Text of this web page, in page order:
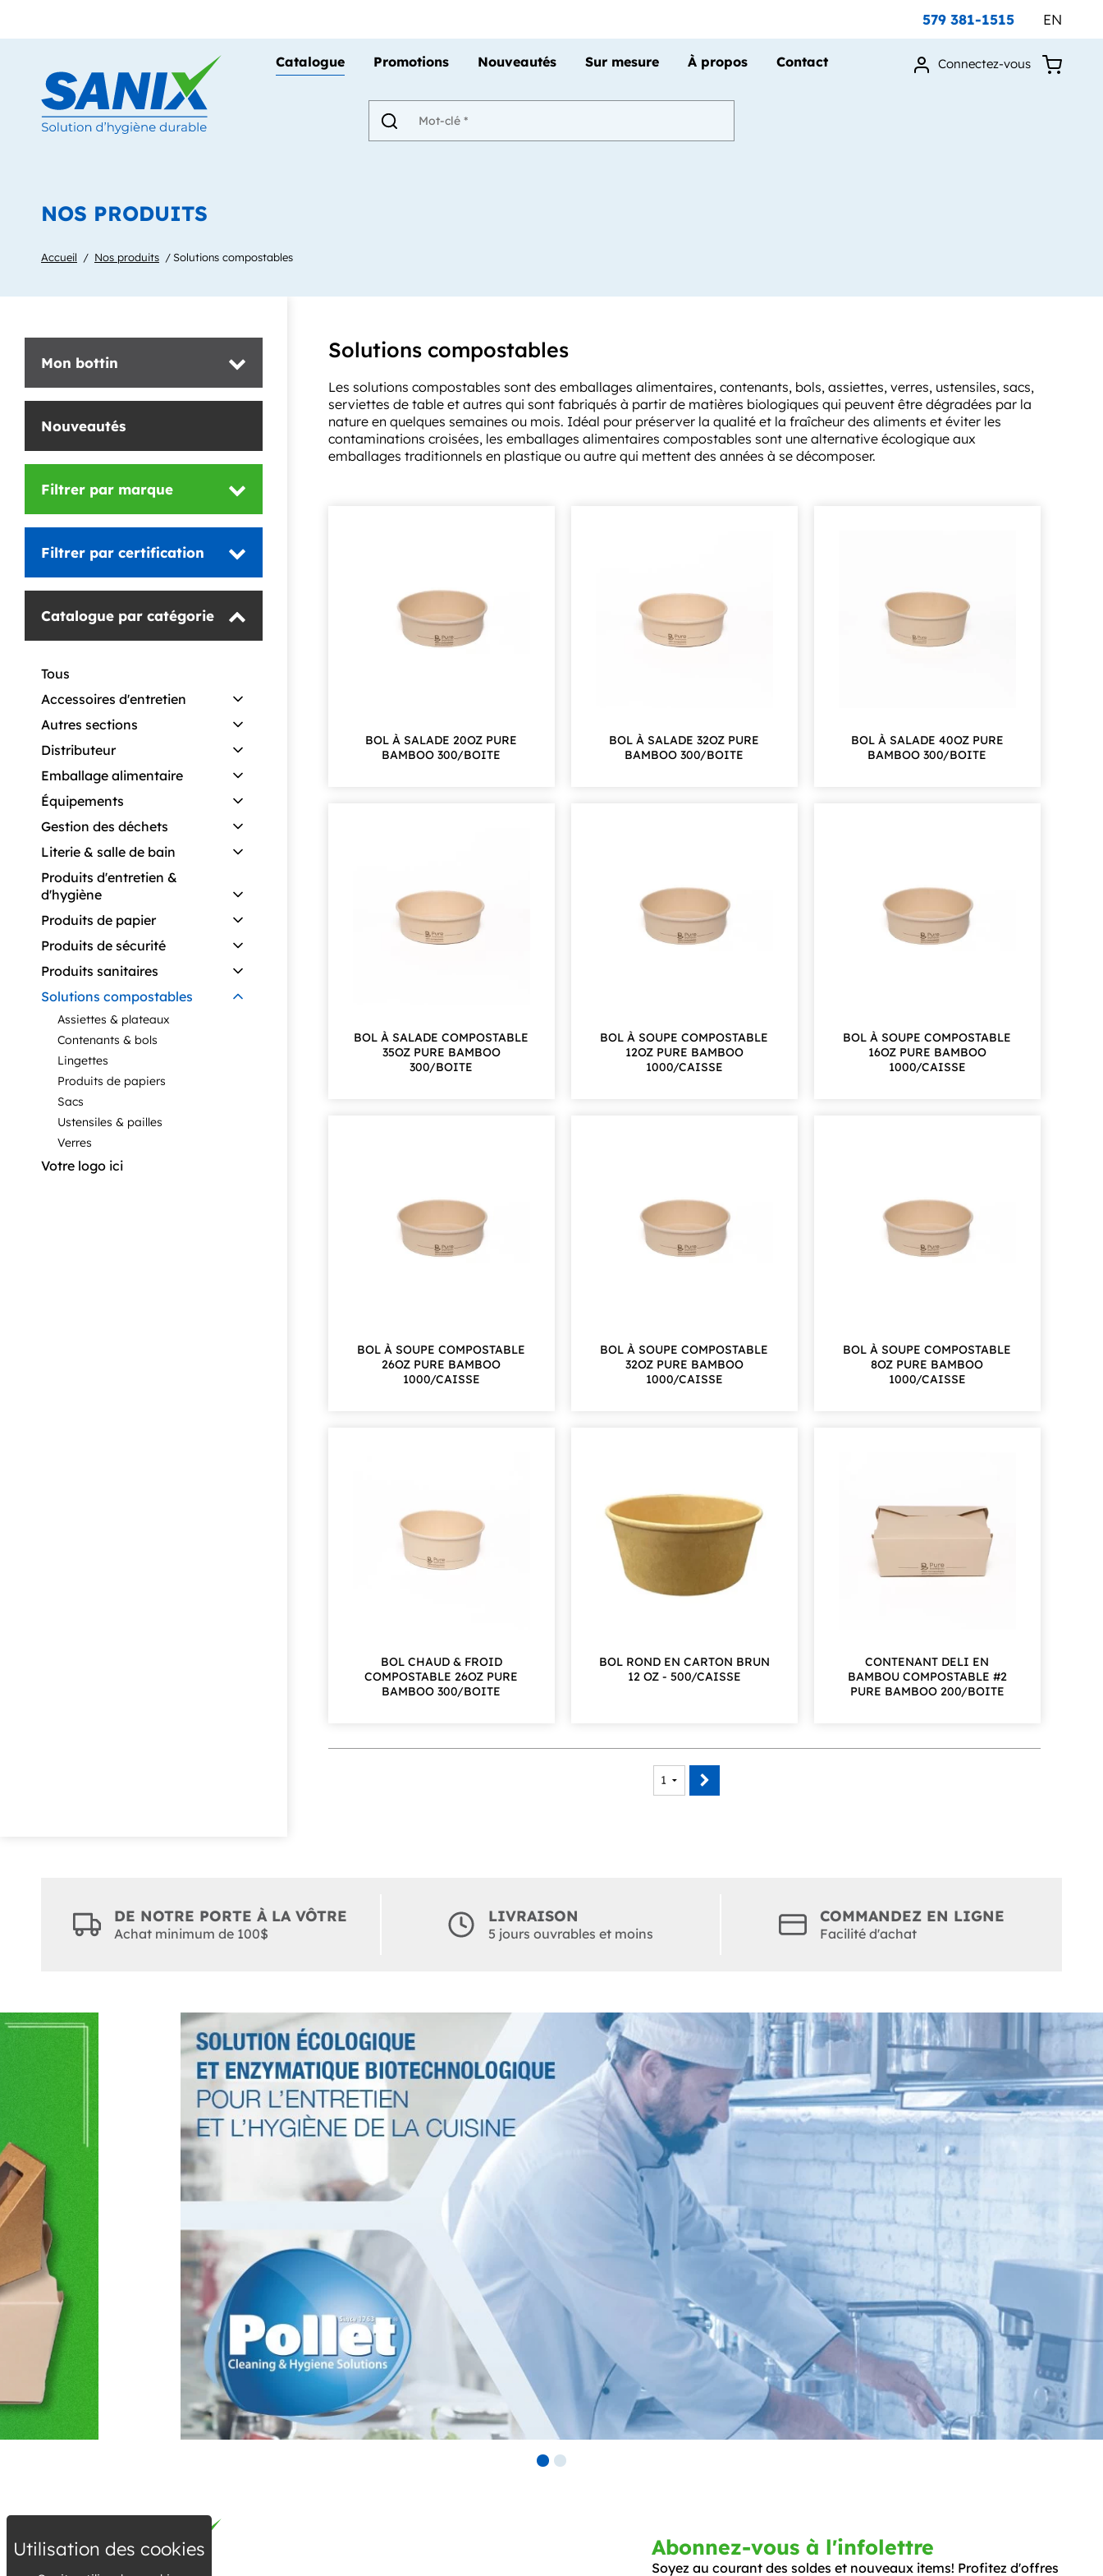
579 381-1515 EN
Catalogue Promotions Nouveautés Sur mesure À propos Contact Connectez-vous
NOS PRODUITS
Accueil Nos produits Solutions compostables
Mon bottin
Nouveautés
Filtrer par marque
Filtrer par certification
Catalogue par catégorie
Tous
Accessoires d'entretien
Autres sections
Distributeur
Emballage alimentaire
Équipements
Gestion des déchets
Literie & salle de bain
Produits d'entretien &
d'hygiène
Produits de papier
Produits de sécurité
Produits sanitaires
Solutions compostables
Assiettes & plateaux
Contenants & bols
Lingettes
Produits de papiers
Sacs
Ustensiles & pailles
Verres
Votre logo ici
Solutions compostables
Les solutions compostables sont des emballages alimentaires, contenants, bols, assiettes, verres, ustensiles, sacs,
serviettes de table et autres qui sont fabriqués à partir de matières biologiques qui peuvent être dégradées par la
nature en quelques semaines ou mois. Idéal pour préserver la qualité et la fraîcheur des aliments et éviter les
contaminations croisées, les emballages alimentaires compostables sont une alternative écologique aux
emballages traditionnels en plastique ou autre qui mettent des années à se décomposer.
BOL À SALADE 20OZ PURE
BAMBOO 300/BOITE
BOL À SALADE 32OZ PURE
BAMBOO 300/BOITE
BOL À SALADE 40OZ PURE
BAMBOO 300/BOITE
BOL À SALADE COMPOSTABLE
35OZ PURE BAMBOO
300/BOITE
BOL À SOUPE COMPOSTABLE
12OZ PURE BAMBOO
1000/CAISSE
BOL À SOUPE COMPOSTABLE
16OZ PURE BAMBOO
1000/CAISSE
BOL À SOUPE COMPOSTABLE
26OZ PURE BAMBOO
1000/CAISSE
BOL À SOUPE COMPOSTABLE
32OZ PURE BAMBOO
1000/CAISSE
BOL À SOUPE COMPOSTABLE
8OZ PURE BAMBOO
1000/CAISSE
BOL CHAUD & FROID
COMPOSTABLE 26OZ PURE
BAMBOO 300/BOITE
BOL ROND EN CARTON BRUN
12 OZ - 500/CAISSE
CONTENANT DELI EN
BAMBOU COMPOSTABLE #2
PURE BAMBOO 200/BOITE
DE NOTRE PORTE À LA VÔTRE
Achat minimum de 100$
LIVRAISON
5 jours ouvrables et moins
COMMANDEZ EN LIGNE
Facilité d'achat
Abonnez-vous à l'infolettre
Soyez au courant des soldes et nouveaux items! Profitez d'offres